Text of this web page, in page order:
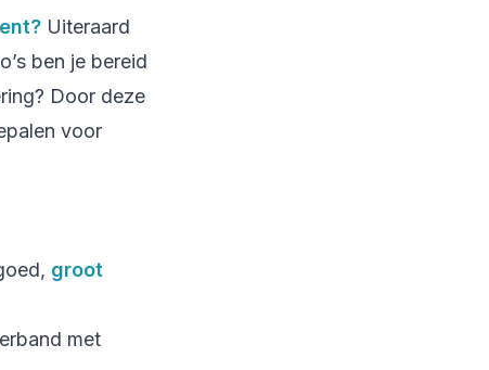
Uiteraard
ben je bereid
Door deze
voor
groot
met